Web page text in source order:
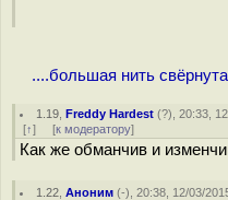
....большая нить
1.19 ,Freddy Hardest (?), 20:33,
[↑] [к модератору]
Как же обманчив и
1.22 ,Аноним (-), 20:38, 12/03/